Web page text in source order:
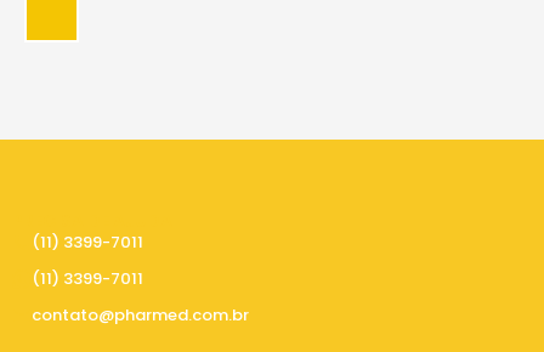
(11) 3399-7011
(11) 3399-7011
contato@pharmed.com.br